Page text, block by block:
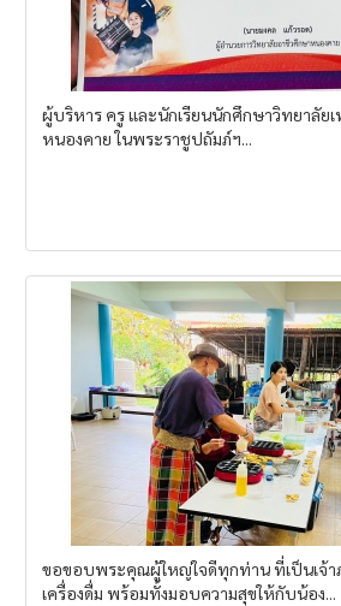
ผู้บริหาร ครู และนักเรียนนักศึกษาวิทยาลัย
หนองคาย ในพระราชูปถัมภ์ฯ...
ขอขอบพระคุณผู้ใหญ่ใจดีทุกท่าน ที่เป็นเจ้า
เครื่องดื่ม พร้อมทั้งมอบความสุขให้กับน้อง...